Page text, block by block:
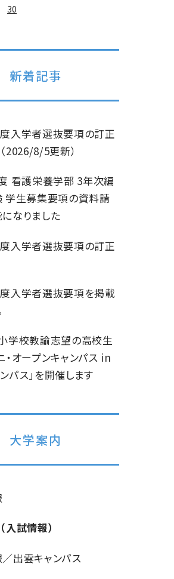
30
新着記事
入学者選抜要項の訂正
2026/8/5更新）
看護栄養学部 3年次編
学生募集要項の資料請
なりました
入学者選抜要項の訂正
入学者選抜要項を掲載
学校教諭志望の高校生
・オープンキャンパス in
パス」を開催します
大学案内
入試情報）
出雲キャンパス